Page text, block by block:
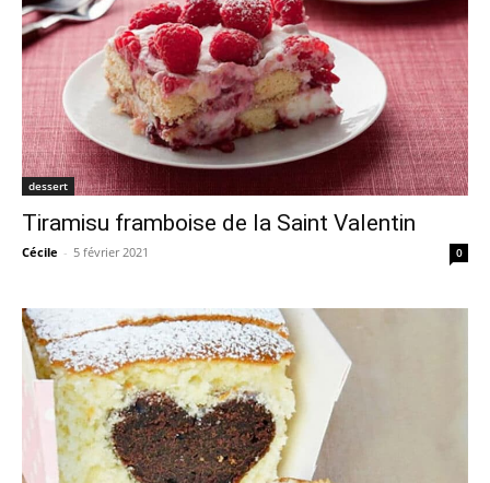
dessert
Tiramisu framboise de la Saint Valentin
Cécile - 5 février 2021 0